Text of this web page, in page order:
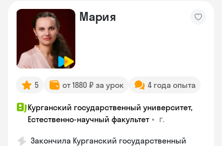
Мария
5 от 1880 ₽ за урок 4 года опыта
Курганский государственный университет,
Естественно-научный факультет • г.
Закончила Курганский государственный